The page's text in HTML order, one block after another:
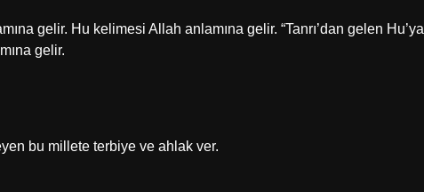
gelir. Hu kelimesi Allah anlamına gelir. “Tanrı’dan gelen Hu’ya
gelir.
bu millete terbiye ve ahlak ver.